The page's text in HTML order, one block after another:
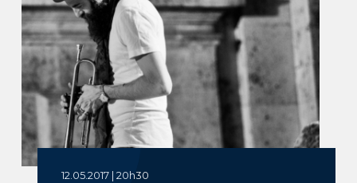
12.05.2017 | 20h30